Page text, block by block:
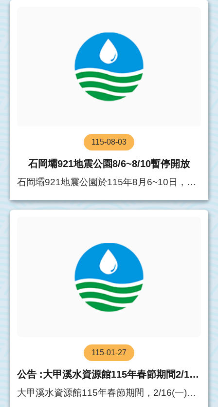
石岡壩921地震公園8/6~8/10暫停開放
115-08-03
石岡壩921地震公園於115年8月6~10日，由
仍維持正常開放，遊客可自由參觀，造成不
公告 :大甲溪水資源館115年春節期間2/16(一)除夕~2/20(五)初四休館
115-01-27
大甲溪水資源館115年春節期間，2/16(一)除